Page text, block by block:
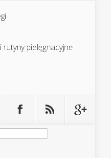
rutyny pielęgnacyjne